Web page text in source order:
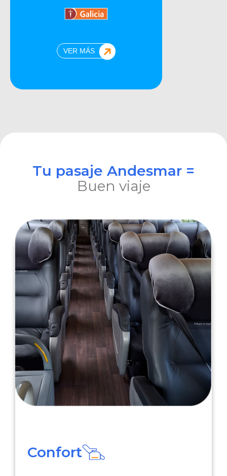
VER MÁS
Tu pasaje Andesmar =
Buen viaje
Confort